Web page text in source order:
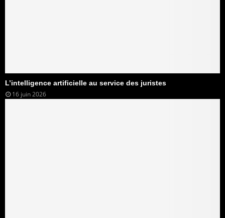
L’intelligence artificielle au service des juristes
16 juin 2026